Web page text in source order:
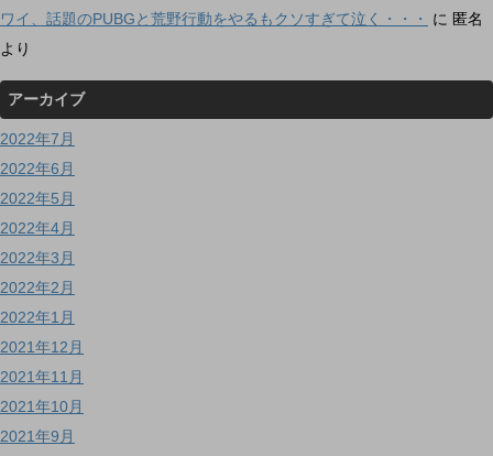
ワイ、話題のPUBGと荒野行動をやるもクソすぎて泣く・・・
に 匿名
より
アーカイブ
2022年7月
2022年6月
2022年5月
2022年4月
2022年3月
2022年2月
2022年1月
2021年12月
2021年11月
2021年10月
2021年9月